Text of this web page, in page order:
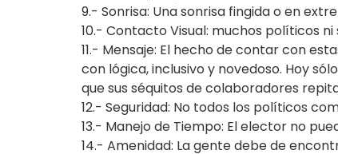
9.- Sonrisa: Una sonrisa fingida o en
10.- Contacto Visual: muchos políticos
11.- Mensaje: El hecho de contar con
con lógica, inclusivo y novedoso. Hoy
que sus séquitos de colaboradores
12.- Seguridad: No todos los políticos
13.- Manejo de Tiempo: El elector no
14.- Amenidad: La gente debe de